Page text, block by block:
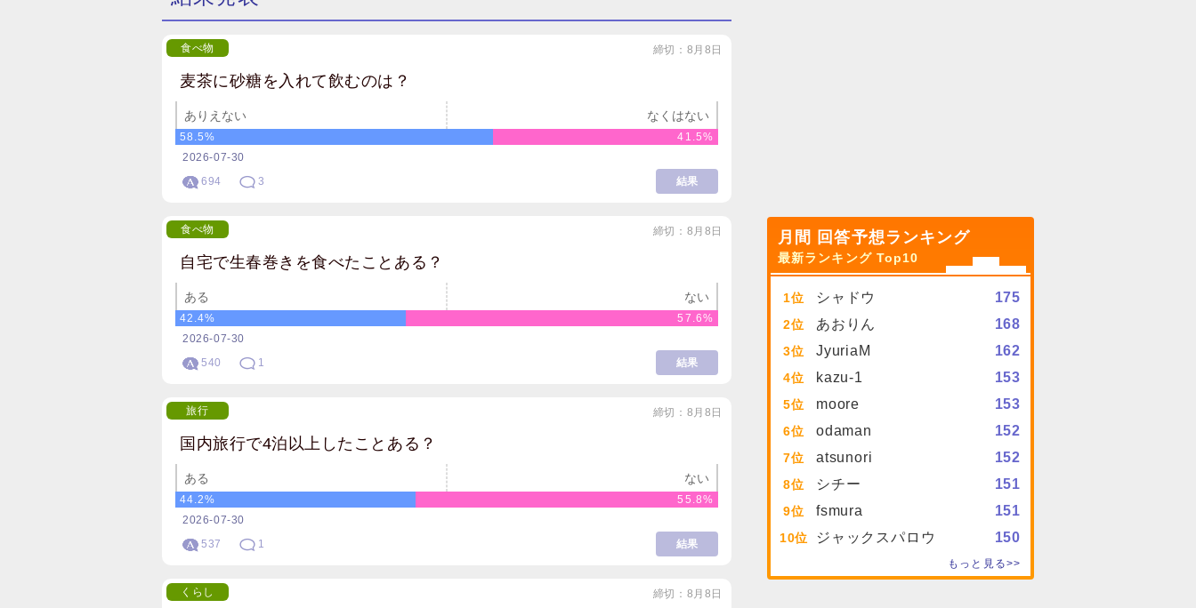
麦茶に砂糖を入れて飲むのは？
締切：8月8日
食べ物
ありえない なくはない
58.5%
41.5%
2026-07-30
694
3 結果
自宅で生春巻きを食べたことある？
締切：8月8日
食べ物
ある ない
42.4%
57.6%
2026-07-30
540
1 結果
国内旅行で4泊以上したことある？
締切：8月8日
旅行
ある ない
44.2%
55.8%
2026-07-30
537
1 結果
締切：8月8日
くらし
月間 回答予想ランキング
最新ランキング Top10
1 シャドウ 175
2 あおりん 168
3 JyuriaM 162
4 kazu-1 153
5 moore 153
6 odaman 152
7 atsunori 152
8 シチー 151
9 fsmura 151
10 ジャックスパロウ 150
もっと見る>>